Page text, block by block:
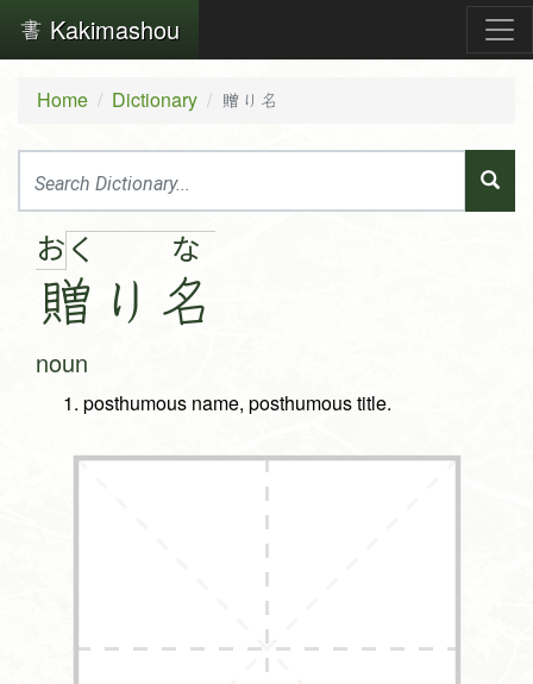
Kakimashou
Home Dictionary 贈り名
お く
贈 り
な
名
noun
posthumous name, posthumous title.